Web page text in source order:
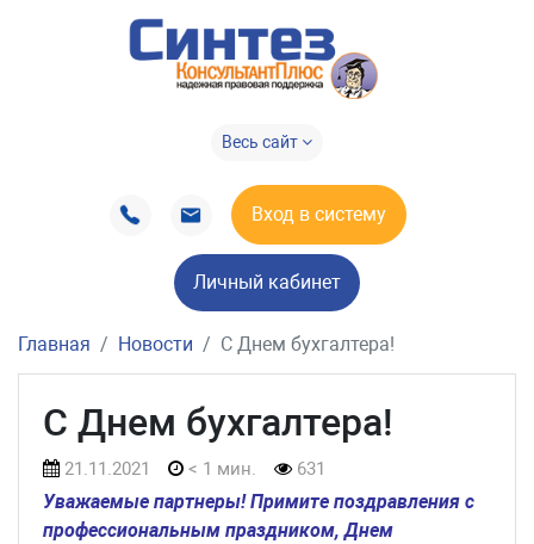
Весь сайт
Вход в систему
Личный кабинет
Главная Новости С Днем бухгалтера!
С Днем бухгалтера!
21.11.2021 < 1 мин. 631
Уважаемые партнеры! Примите поздравления с
профессиональным праздником, Днем